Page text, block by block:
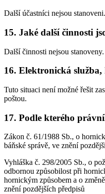
Další účastníci nejsou stanoveni.
15. Jaké další činnosti
Další činnosti nejsou stanoveny.
16. Elektronická
Tuto situaci není možné řešit
poštou.
17. Podle kterého
Zákon č. 61/1988 Sb., o
báňské správě, ve znění
Vyhláška č. 298/2005 Sb., o
odbornou způsobilost při
hornickým způsobem a o
znění pozdějších předpisů